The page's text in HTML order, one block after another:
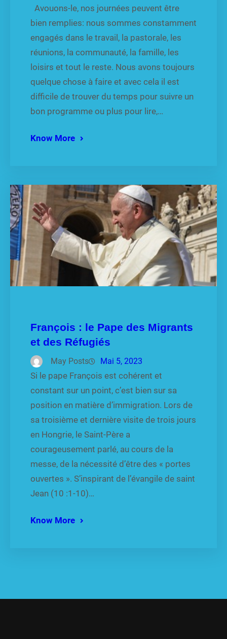
Avouons-le, nos journées peuvent être
bien remplies: nous sommes constamment
engagés dans le travail, la pastorale, les
réunions, la communauté, la famille, les
loisirs et tout le reste. Nous avons toujours
quelque chose à faire et avec cela il est
difficile de trouver du temps pour suivre un
bon programme ou plus pour lire,…
Know More
François : le Pape des Migrants
et des Réfugiés
May Posts Mai 5, 2023
Si le pape François est cohérent et
constant sur un point, c’est bien sur sa
position en matière d’immigration. Lors de
sa troisième et dernière visite de trois jours
en Hongrie, le Saint-Père a
courageusement parlé, au cours de la
messe, de la nécessité d’être des « portes
ouvertes ». S’inspirant de l’évangile de saint
Jean (10 :1-10)…
Know More